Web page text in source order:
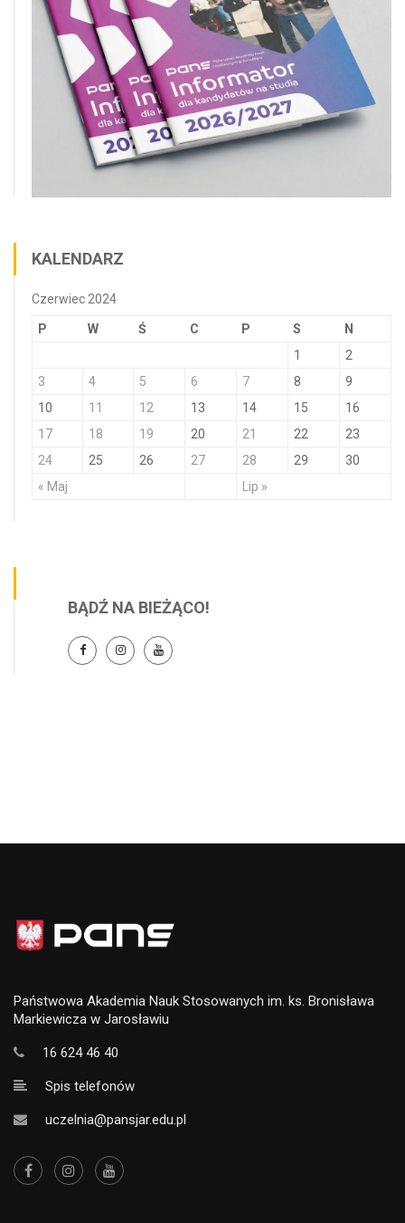
KALENDARZ
Czerwiec 2024
P W Ś C P S N
« Maj Lip »
1
2
3
4 5 6 7 8
9
10
11 12 13 14 15
16
17
18 19 20 21 22
23
24
25 26 27 28 29 30
BĄDŹ NA BIEŻĄCO!
Państwowa Akademia Nauk Stosowanych im. ks. Bronisława
Markiewicza w Jarosławiu
16 624 46 40
Spis telefonów
uczelnia@pansjar.edu.pl